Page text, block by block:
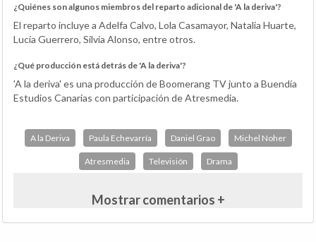
¿Quiénes son algunos miembros del reparto adicional de 'A la deriva'?
El reparto incluye a Adelfa Calvo, Lola Casamayor, Natalia Huarte,
Lucía Guerrero, Silvia Alonso, entre otros.
¿Qué producción está detrás de 'A la deriva'?
'A la deriva' es una producción de Boomerang TV junto a Buendía
Estudios Canarias con participación de Atresmedia.
A la Deriva Paula Echevarría Daniel Grao Michel Noher
Atresmedia Televisión Drama
Mostrar comentarios +